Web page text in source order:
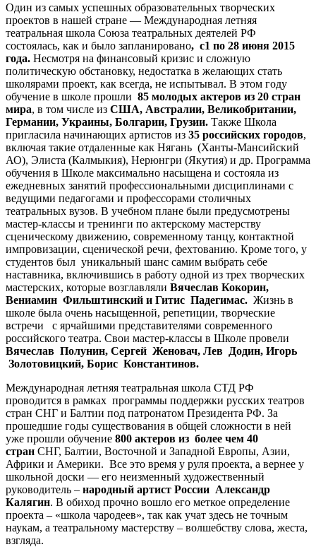
Один из самых успешных образовательных творческих
проектов в нашей стране — Международная летняя
театральная школа Союза театральных деятелей РФ
состоялась, как и было запланировано, с1 по 28 июня 2015
года. Несмотря на финансовый кризис и сложную
политическую обстановку, недостатка в желающих стать
школярами проект, как всегда, не испытывал. В этом году
обучение в школе прошли 85 молодых актеров из 20 стран
мира, в том числе из США, Австралии, Великобритании,
Германии, Украины, Болгарии, Грузии. Также Школа
пригласила начинающих артистов из 35 российских городов,
включая такие отдаленные как Нягань (Ханты-Мансийский
АО), Элиста (Калмыкия), Нерюнгри (Якутия) и др. Программа
обучения в Школе максимально насыщена и состояла из
ежедневных занятий профессиональными дисциплинами с
ведущими педагогами и профессорами столичных
театральных вузов. В учебном плане были предусмотрены
мастер-классы и тренинги по актерскому мастерству
сценическому движению, современному танцу, контактной
импровизации, сценической речи, фехтованию. Кроме того, у
студентов был уникальный шанс самим выбрать себе
наставника, включившись в работу одной из трех творческих
мастерских, которые возглавляли Вячеслав Кокорин,
Вениамин Фильштинский и Гитис Падегимас. Жизнь в
школе была очень насыщенной, репетиции, творческие
встречи с ярчайшими представителями современного
российского театра. Свои мастер-классы в Школе провели
Вячеслав Полунин, Сергей Женовач, Лев Додин, Игорь
Золотовицкий, Борис Константинов.
Международная летняя театральная школа СТД РФ
проводится в рамках программы поддержки русских театров
стран СНГ и Балтии под патронатом Президента РФ. За
прошедшие годы существования в общей сложности в ней
уже прошли обучение 800 актеров из более чем 40
стран СНГ, Балтии, Восточной и Западной Европы, Азии,
Африки и Америки. Все это время у руля проекта, а вернее у
школьной доски — его неизменный художественный
руководитель – народный артист России Александр
Калягин. В обиход прочно вошло его меткое определение
проекта – «школа чародеев», так как учат здесь не точным
наукам, а театральному мастерству – волшебству слова, жеста,
взгляда.